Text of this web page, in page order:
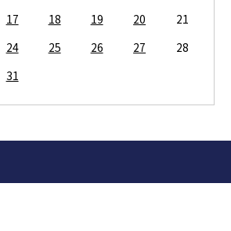
17 18 19 20
21
24 25 26 27
28
31